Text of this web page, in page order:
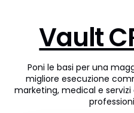
Vault
Poni le basi per una
migliore esecuzione
marketing, medical e